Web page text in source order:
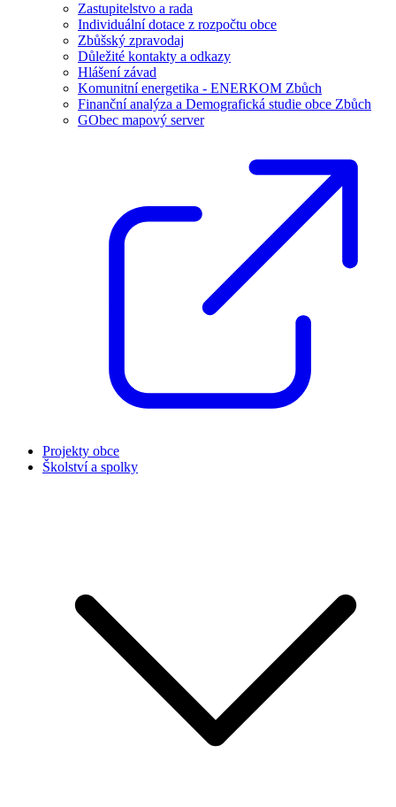
Zastupitelstvo a rada
Individuální dotace z rozpočtu obce
Zbůšský zpravodaj
Důležité kontakty a odkazy
Hlášení závad
Komunitní energetika - ENERKOM Zbůch
Finanční analýza a Demografická studie obce Zbůch
GObec mapový server
Projekty obce
Školství a spolky